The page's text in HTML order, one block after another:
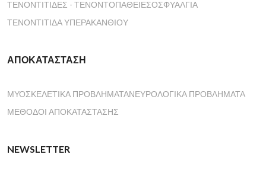
ΤΕΝΟΝΤΊΤΙΔΕΣ - ΤΕΝΟΝΤΟΠΆΘΕΙΕΣΟΣΦΥΑΛΓΊΑ
ΤΕΝΟΝΤΊΤΙΔΑ ΥΠΕΡΑΚΑΝΘΙΟΎ
ΑΠΟΚΑΤΆΣΤΑΣΗ
ΜΥΟΣΚΕΛΕΤΙΚΆ ΠΡΟΒΛΉΜΑΤΑΝΕΥΡΟΛΟΓΙΚΆ ΠΡΟΒΛΉΜΑΤΑ
ΜΈΘΟΔΟΙ ΑΠΟΚΑΤΆΣΤΑΣΗΣ
NEWSLETTER